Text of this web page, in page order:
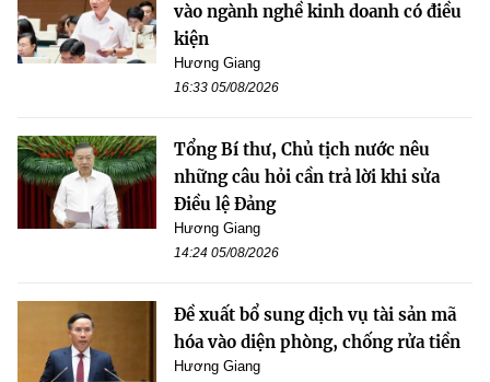
vào ngành nghề kinh doanh có điều
kiện
Hương Giang
16:33 05/08/2026
Tổng Bí thư, Chủ tịch nước nêu
những câu hỏi cần trả lời khi sửa
Điều lệ Đảng
Hương Giang
14:24 05/08/2026
Đề xuất bổ sung dịch vụ tài sản mã
hóa vào diện phòng, chống rửa tiền
Hương Giang